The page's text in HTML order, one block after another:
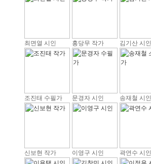
최면열 시인 홍당무 작가 김기산 시인
조진태 수필가 문경자 시인 송재철 시인
신보현 작가 이영구 시인 곽연수 시인